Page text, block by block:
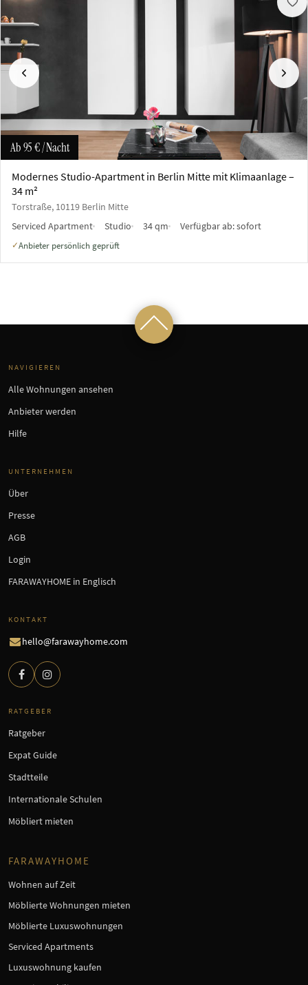
Vorherige
Ab95 €/ Nacht
Modernes Studio-Apartment in Berlin Mitte mit Klimaanlage –
34 m²
Torstraße, 10119 Berlin Mitte
Serviced Apartment
Studio 34 qm Verfügbar ab:sofort
✓Anbieter persönlich geprüft
NAVIGIEREN
Alle Wohnungen ansehen
Anbieter werden
Hilfe
UNTERNEHMEN
Über
Presse
AGB
Login
FARAWAYHOME in Englisch
KONTAKT
hello@farawayhome.com
RATGEBER
Ratgeber
Expat Guide
Stadtteile
Internationale Schulen
Möbliert mieten
FARAWAYHOME
Wohnen auf Zeit
Möblierte Wohnungen mieten
Möblierte Luxuswohnungen
Serviced Apartments
Luxuswohnung kaufen